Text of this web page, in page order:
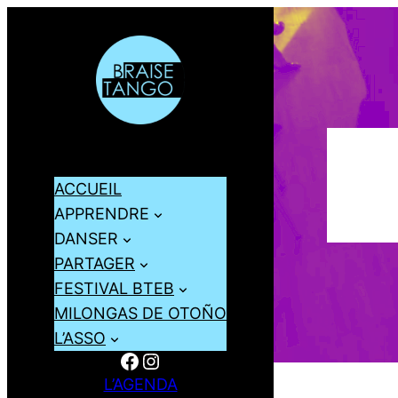
ACCUEIL
APPRENDRE
DANSER
PARTAGER
FESTIVAL BTEB
MILONGAS DE OTOÑO
L’ASSO
Facebook Instagram
L’AGENDA